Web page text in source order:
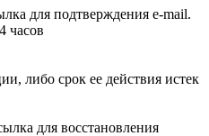
для подтверждения e-mail.
часов
либо срок ее действия истек
для восстановления